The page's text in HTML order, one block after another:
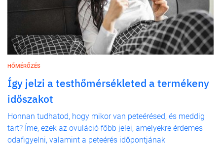
HŐMÉRŐZÉS
Így jelzi a testhőmérsékleted a termékeny
időszakot
Honnan tudhatod, hogy mikor van peteérésed, és meddig
tart? Íme, ezek az ovuláció főbb jelei, amelyekre érdemes
odafigyelni, valamint a peteérés időpontjának